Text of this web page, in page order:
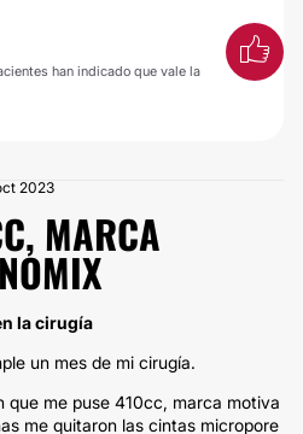
han indicado que vale la
2023
MARCA
la cirugía
un mes de mi cirugía.
que me puse 410cc, marca motiva
me quitaron las cintas micropore